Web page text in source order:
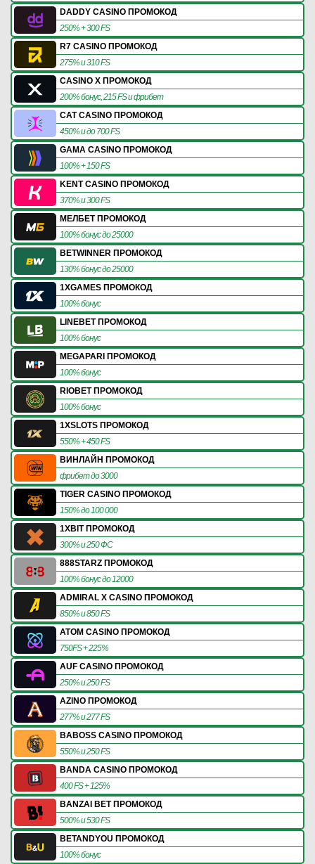
DADDY CASINO ПРОМОКОД
250% + 300 FS
R7 CASINO ПРОМОКОД
275% и 310 FS
CASINO X ПРОМОКОД
200% бонус, 215 FS и фрибет
CAT CASINO ПРОМОКОД
450% и до 700 FS
GAMA CASINO ПРОМОКОД
100% + 150 FS
KENT CASINO ПРОМОКОД
370% и 300 FS
МЕЛБЕТ ПРОМОКОД
100% бонус до 25000
BETWINNER ПРОМОКОД
130% бонус до 25000
1XGAMES ПРОМОКОД
100% бонус
LINEBET ПРОМОКОД
100% бонус
MEGAPARI ПРОМОКОД
100% бонус
RIOBET ПРОМОКОД
100% бонус
1XSLOTS ПРОМОКОД
550% + 450 FS
ВИНЛАЙН ПРОМОКОД
фрибет до 3000
TIGER CASINO ПРОМОКОД
150% до 100 000
1XBIT ПРОМОКОД
300% и 250 ФС
888STARZ ПРОМОКОД
100% бонус до 12000
ADMIRAL X CASINO ПРОМОКОД
850% и 850 FS
ATOM CASINO ПРОМОКОД
750FS + 225%
AUF CASINO ПРОМОКОД
250% и 250 FS
AZINO ПРОМОКОД
277% и 277 FS
BABOSS CASINO ПРОМОКОД
550% и 250 FS
BANDA CASINO ПРОМОКОД
400 FS + 125%
BANZAI BET ПРОМОКОД
500% и 530 FS
BETANDYOU ПРОМОКОД
100% бонус